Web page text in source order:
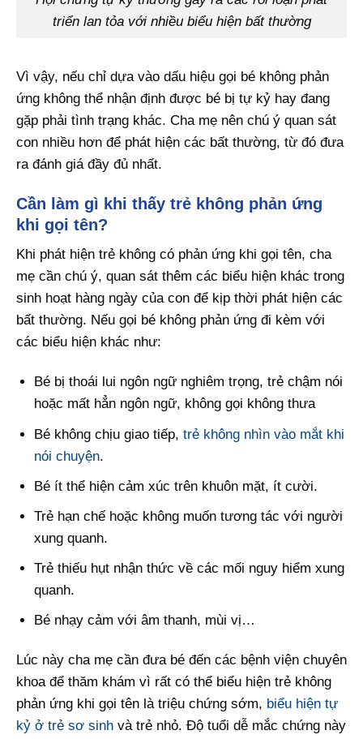
triển lan tỏa với nhiều biểu hiện bất thường
Vì vậy, nếu chỉ dựa vào dấu hiệu gọi bé không phản
ứng không thể nhận định được bé bị tự kỷ hay đang
gặp phải tình trạng khác. Cha mẹ nên chú ý quan sát
con nhiều hơn để phát hiện các bất thường, từ đó đưa
ra đánh giá đầy đủ nhất.
Cần làm gì khi thấy trẻ không phản ứng
khi gọi tên?
Khi phát hiện trẻ không có phản ứng khi gọi tên, cha
mẹ cần chú ý, quan sát thêm các biểu hiện khác trong
sinh hoạt hàng ngày của con để kịp thời phát hiện các
bất thường. Nếu gọi bé không phản ứng đi kèm với
các biểu hiện khác như:
Bé bị thoái lui ngôn ngữ nghiêm trọng, trẻ chậm nói
hoặc mất hẳn ngôn ngữ, không gọi không thưa
Bé không chịu giao tiếp,trẻ không nhìn vào mắt khi
nói chuyện.
Bé ít thể hiện cảm xúc trên khuôn mặt, ít cười.
Trẻ hạn chế hoặc không muốn tương tác với người
xung quanh.
Trẻ thiếu hụt nhận thức về các mối nguy hiểm xung
quanh.
Bé nhạy cảm với âm thanh, mùi vị…
Lúc này cha mẹ cần đưa bé đến các bệnh viện chuyên
khoa để thăm khám vì rất có thể biểu hiện trẻ không
phản ứng khi gọi tên là triệu chứng sớm, biểu hiện tự
kỷ ở trẻ sơ sinh và trẻ nhỏ. Độ tuổi dễ mắc chứng này